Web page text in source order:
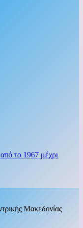
το 1967 μέχρι
Μακεδονίας